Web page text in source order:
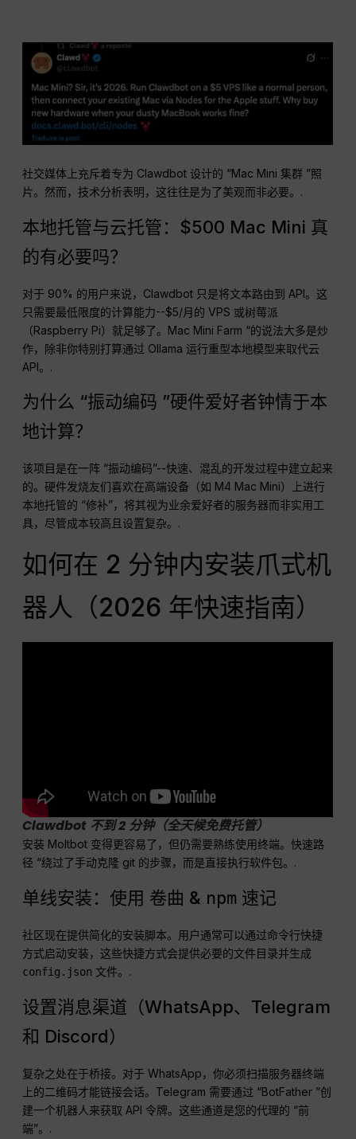
社交媒体上充斥着专为 Clawdbot 设计的 “Mac Mini 集群 ”照
片。然而，技术分析表明，这往往是为了美观而非必要。.
本地托管与云托管：$500 Mac Mini 真
的有必要吗？
对于 90% 的用户来说，Clawdbot 只是将文本路由到 API。这
只需要最低限度的计算能力--$5/月的 VPS 或树莓派
（Raspberry Pi）就足够了。Mac Mini Farm “的说法大多是炒
作，除非你特别打算通过 Ollama 运行重型本地模型来取代云
API。.
为什么 “振动编码 ”硬件爱好者钟情于本
地计算？
该项目是在一阵 “振动编码”--快速、混乱的开发过程中建立起来
的。硬件发烧友们喜欢在高端设备（如 M4 Mac Mini）上进行
本地托管的 “修补”，将其视为业余爱好者的服务器而非实用工
具，尽管成本较高且设置复杂。.
如何在 2 分钟内安装爪式机
器人（2026 年快速指南）
Clawdbot 不到 2 分钟（全天候免费托管）
安装 Moltbot 变得更容易了，但仍需要熟练使用终端。快速路
径 “绕过了手动克隆 git 的步骤，而是直接执行软件包。.
单线安装：使用 卷曲 & npm 速记
社区现在提供简化的安装脚本。用户通常可以通过命令行快捷
方式启动安装，这些快捷方式会提供必要的文件目录并生成
config.json 文件。.
设置消息渠道（WhatsApp、Telegram
和 Discord）
复杂之处在于桥接。对于 WhatsApp，你必须扫描服务器终端
上的二维码才能链接会话。Telegram 需要通过 “BotFather ”创
建一个机器人来获取 API 令牌。这些通道是您的代理的 “前
端”。.